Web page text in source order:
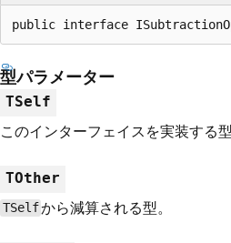
public interface
型パラメーター
TSelf
このインターフェイスを実装する型
TOther
TSelfから減算される型。